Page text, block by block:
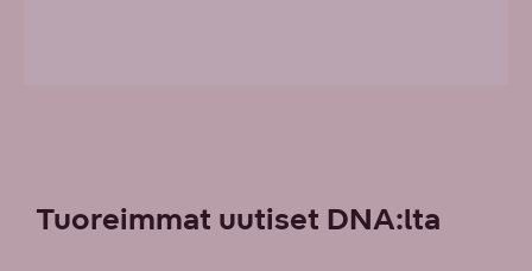
Tuoreimmat uutiset DNA:lta